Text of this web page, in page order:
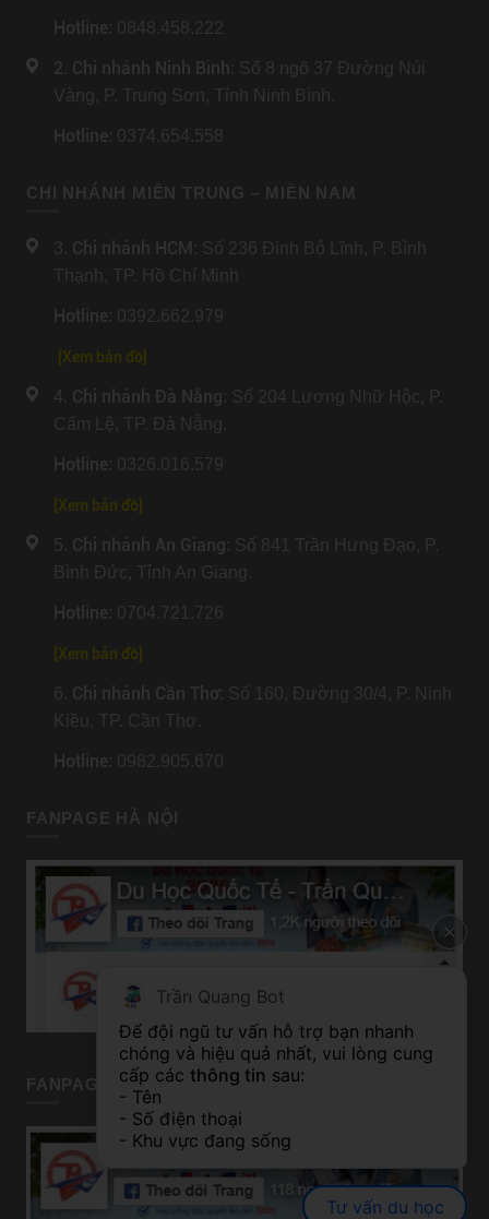
Hotline: 0848.458.222
2. Chi nhánh Ninh Bình: Số 8 ngõ 37 Đường Núi
Vàng, P. Trung Sơn, Tỉnh Ninh Bình.
Hotline: 0374.654.558
CHI NHÁNH MIỀN TRUNG – MIỀN NAM
3. Chi nhánh HCM : Số 236 Đinh Bộ Lĩnh, P. Bình
Thạnh, TP. Hồ Chí Minh
Hotline: 0392.662.979
[Xem bản đồ]
4. Chi nhánh Đà Nẵng: Số 204 Lương Nhữ Hộc, P.
Cẩm Lệ, TP. Đà Nẵng.
Hotline: 0326.016.579
Xem bản đồ
5. Chi nhánh An Giang: Số 841 Trần Hưng Đạo, P.
Bình Đức, Tỉnh An Giang.
Hotline: 0704.721.726
Xem bản đồ
6. Chi nhánh Cần Thơ: Số 160, Đường 30/4, P. Ninh
Kiều, TP. Cần Thơ.
Hotline: 0982.905.670
FANPAGE HÀ NỘI
FANPAGE TP HỒ CHÍ MINH
Trần Quang Bot
Để đội ngũ tư vấn hỗ trợ bạn nhanh
chóng và hiệu quả nhất, vui lòng cung
cấp các thông tin sau:
- Tên
- Số điện thoại
- Khu vực đang sống
Tư vấn du học